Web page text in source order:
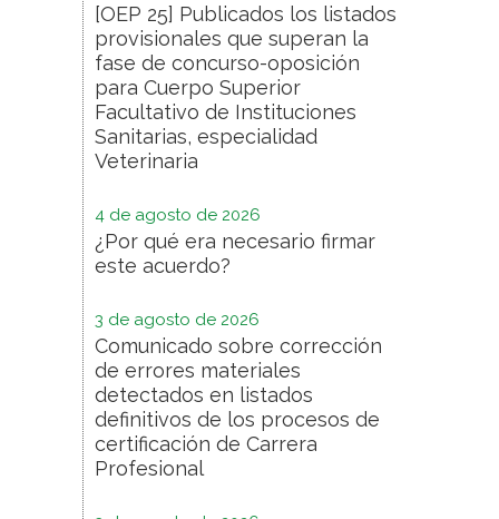
[OEP 25] Publicados los listados
provisionales que superan la
fase de concurso-oposición
para Cuerpo Superior
Facultativo de Instituciones
Sanitarias, especialidad
Veterinaria
4 de agosto de 2026
¿Por qué era necesario firmar
este acuerdo?
3 de agosto de 2026
Comunicado sobre corrección
de errores materiales
detectados en listados
definitivos de los procesos de
certificación de Carrera
Profesional